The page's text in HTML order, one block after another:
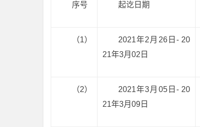
序号 起讫日期
（1）
2021年2月26日- 20
21年3月02日
（2）
2021年3月05日- 20
21年3月09日